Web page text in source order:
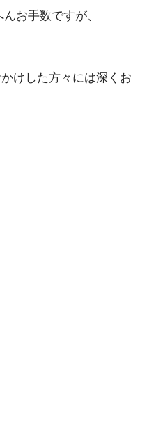
お手数ですが、
けした方々には深くお